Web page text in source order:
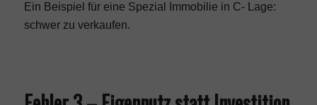
Ein Beispiel für eine Spezial Immobilie in C- Lage:
schwer zu verkaufen.